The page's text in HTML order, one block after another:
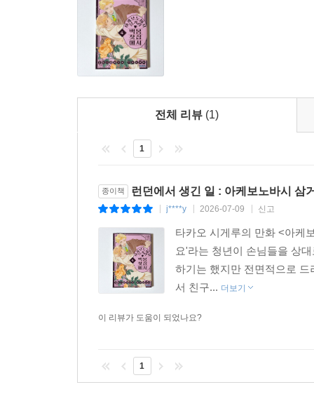
전체 리뷰 (1)
1
종이책 런던에서 생긴 일 : 아케보노바시 삼
j****y 2026-07-09 신고
타카오 시게루의 만화 <아케
요'라는 청년이 손님들을 상
하기는 했지만 전면적으로
서 친구... 더보기
이 리뷰가 도움이 되었나요?
1